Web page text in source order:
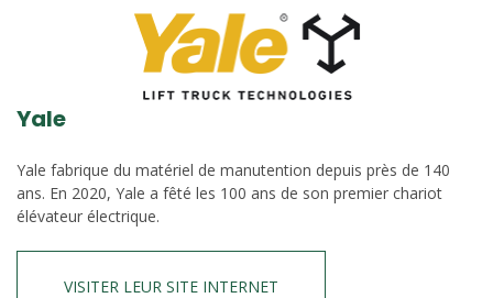
Yale
Yale fabrique du matériel de manutention depuis près de 140
ans. En 2020, Yale a fêté les 100 ans de son premier chariot
élévateur électrique.
VISITER LEUR SITE INTERNET